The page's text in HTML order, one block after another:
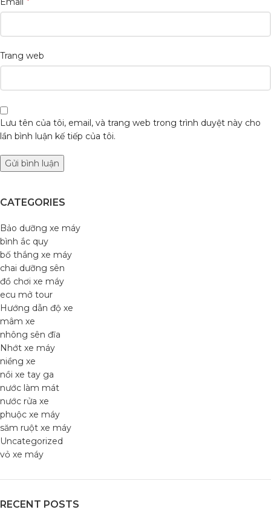
Trang web
Lưu tên của tôi, email, và trang web trong trình duyệt này cho
lần bình luận kế tiếp của tôi.
CATEGORIES
Bảo dưỡng xe máy
bình ắc quy
bố thắng xe máy
chai dưỡng sên
đồ chơi xe máy
ecu mở tour
Hướng dẫn độ xe
mâm xe
nhông sên đĩa
Nhớt xe máy
niềng xe
nồi xe tay ga
nước làm mát
nước rửa xe
phuộc xe máy
săm ruột xe máy
Uncategorized
vỏ xe máy
RECENT POSTS